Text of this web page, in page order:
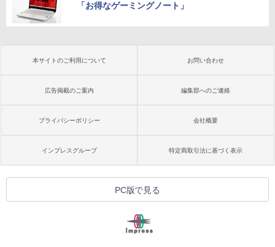
「お得なゲーミングノート」
本サイトのご利用について お問い合わせ
広告掲載のご案内 編集部へのご連絡
プライバシーポリシー 会社概要
インプレスグループ 特定商取引法に基づく表示
PC版で見る